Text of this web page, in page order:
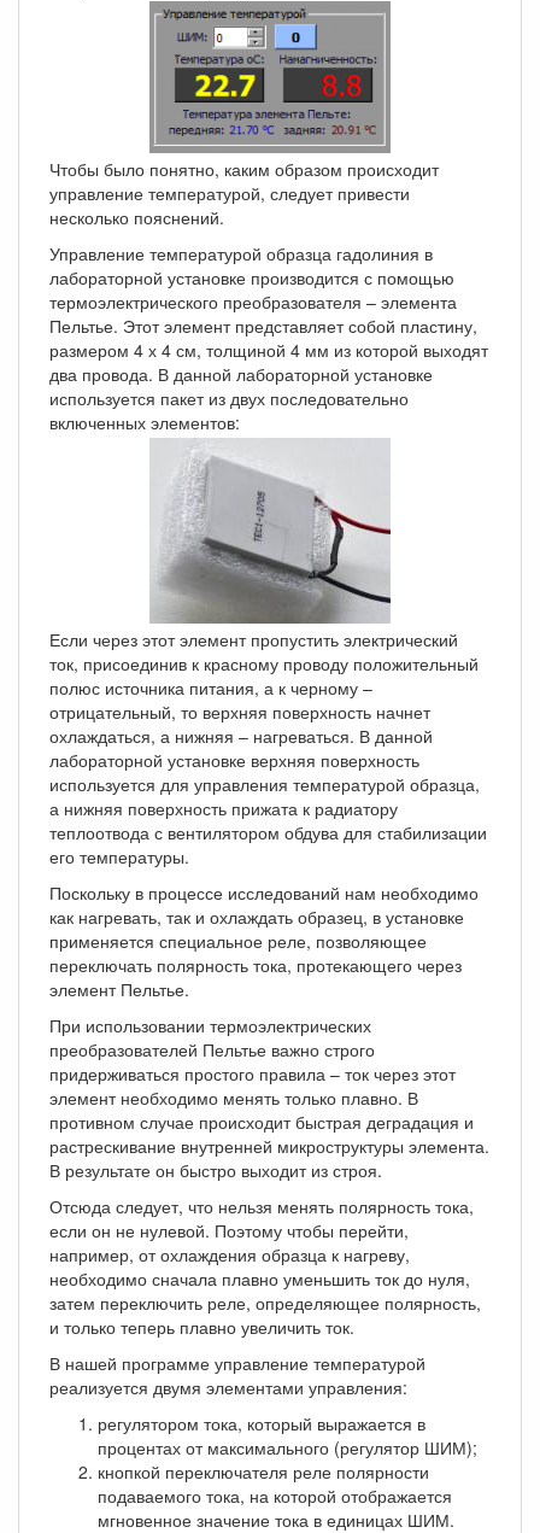
Чтобы было понятно, каким образом происходит
управление температурой, следует привести
несколько пояснений.
Управление температурой образца гадолиния в
лабораторной установке производится с помощью
термоэлектрического преобразователя – элемента
Пельтье. Этот элемент представляет собой пластину,
размером 4 х 4 см, толщиной 4 мм из которой выходят
два провода. В данной лабораторной установке
используется пакет из двух последовательно
включенных элементов:
Если через этот элемент пропустить электрический
ток, присоединив к красному проводу положительный
полюс источника питания, а к черному –
отрицательный, то верхняя поверхность начнет
охлаждаться, а нижняя – нагреваться. В данной
лабораторной установке верхняя поверхность
используется для управления температурой образца,
а нижняя поверхность прижата к радиатору
теплоотвода с вентилятором обдува для стабилизации
его температуры.
Поскольку в процессе исследований нам необходимо
как нагревать, так и охлаждать образец, в установке
применяется специальное реле, позволяющее
переключать полярность тока, протекающего через
элемент Пельтье.
При использовании термоэлектрических
преобразователей Пельтье важно строго
придерживаться простого правила – ток через этот
элемент необходимо менять только плавно. В
противном случае происходит быстрая деградация и
растрескивание внутренней микроструктуры элемента.
В результате он быстро выходит из строя.
Отсюда следует, что нельзя менять полярность тока,
если он не нулевой. Поэтому чтобы перейти,
например, от охлаждения образца к нагреву,
необходимо сначала плавно уменьшить ток до нуля,
затем переключить реле, определяющее полярность,
и только теперь плавно увеличить ток.
В нашей программе управление температурой
реализуется двумя элементами управления:
регулятором тока, который выражается в
процентах от максимального (регулятор ШИМ);
кнопкой переключателя реле полярности
подаваемого тока, на которой отображается
мгновенное значение тока в единицах ШИМ.